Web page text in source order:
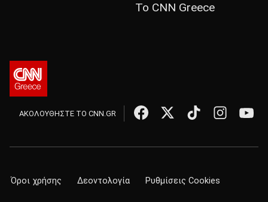
Το CNN Greece
ΑΚΟΛΟΥΘΗΣΤΕ ΤΟ CNN.GR
Όροι χρήσης Δεοντολογία Ρυθμίσεις Cookies